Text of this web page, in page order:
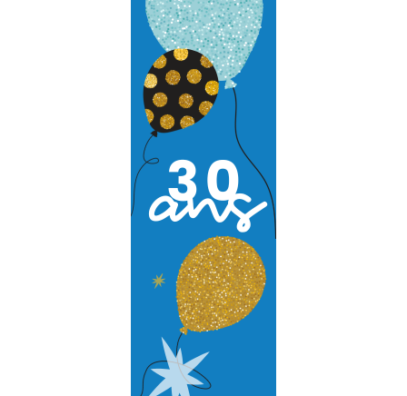
Data Center
Nos partenaires
Notre démarche RSE
Certifications
Services
Audit et conseil
Support Technique
Formation
Migration
Produit